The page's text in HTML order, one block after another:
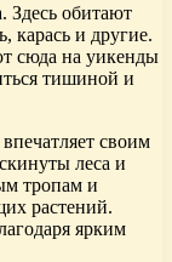
Здесь обитают
карась и другие.
сюда на уикенды
тишиной и
своим
леса и
тропам и
растений.
ярким